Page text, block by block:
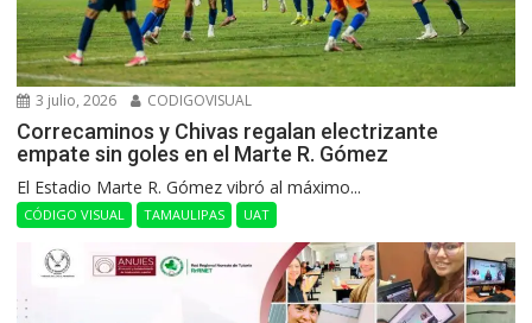
3 julio, 2026 CODIGOVISUAL
Correcaminos y Chivas regalan electrizante
empate sin goles en el Marte R. Gómez
El Estadio Marte R. Gómez vibró al máximo...
CÓDIGO VISUAL TAMAULIPAS UAT